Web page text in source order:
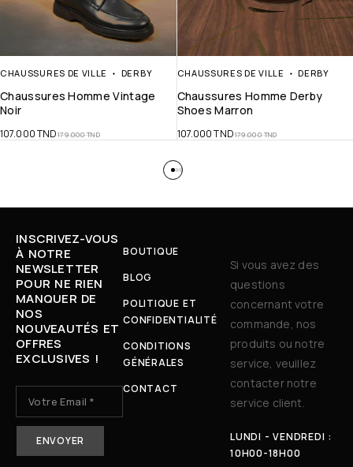
CHAUSSURES DE VILLE DERBY
Chaussures Homme Vintage
Noir
179.000TND
107.000TND
CHAUSSURES DE VILLE DERBY
Chaussures Homme Derby
Shoes Marron
179.000TND
107.000TND
INSCRIVEZ-VOUS
À NOTRE
NEWSLETTER
POUR NE RIEN
MANQUER DE
NOS
NOUVEAUTÉS ET
OFFRES
EXCLUSIVES !
BOUTIQUE
BLOG
POLITIQUE ET
CONFIDENTIALITÉ
CONDITIONS
GÉNÉRALES
CONTACT
Si vous avez des
questions
concernant votre
commande, nos
produits ou notre
service, veuillez
contacter notre
service client.
LUNDI - VENDREDI :
10H00-18H00